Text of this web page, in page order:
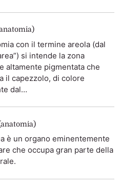
con il termine areola (dal
si intende la zona
altamente pigmentata che
il capezzolo, di colore
dal…
è un organo eminentemente
che occupa gran parte della